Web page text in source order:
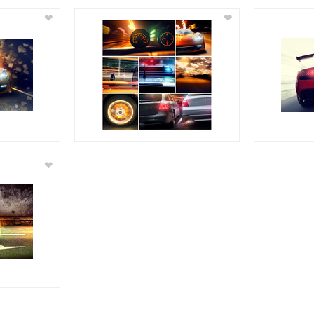
❤ ❤
❤